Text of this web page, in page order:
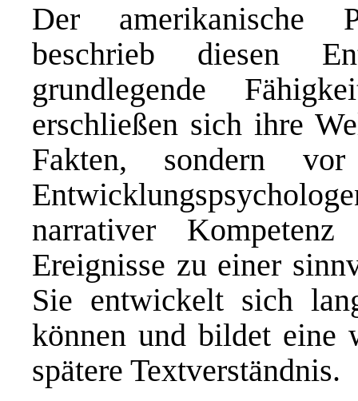
Der amerikanische
beschrieb diesen
grundlegende
erschließen sich ihre
Fakten, sondern
narrativer
Ereignisse zu einer
Sie entwickelt sich
können und bildet eine
spätere Textverständnis.